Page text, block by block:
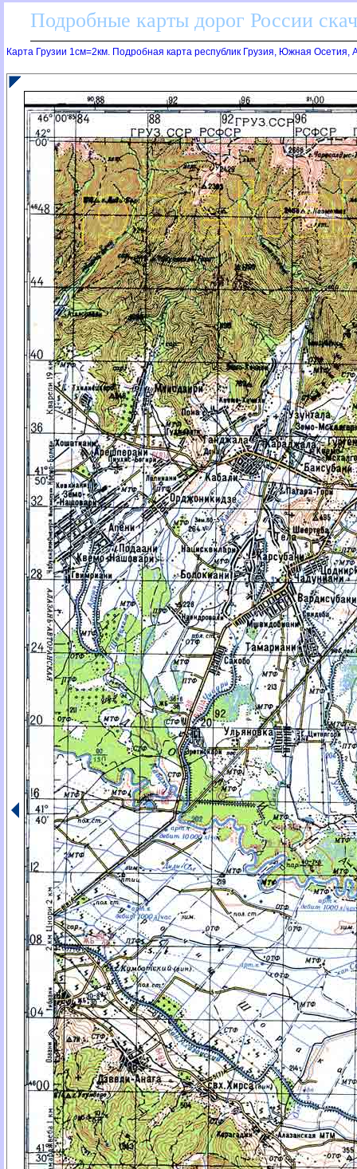
Подробные карты дорог России
Карта Грузии 1см=2км. Подробная карта республик Грузия, Южная Осетия,